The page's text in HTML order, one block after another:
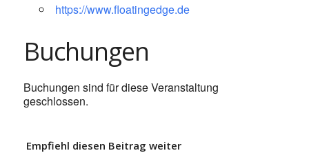
https://www.floatingedge.de
Buchungen
Buchungen sind für diese Veranstaltung
geschlossen.
Empfiehl diesen Beitrag weiter